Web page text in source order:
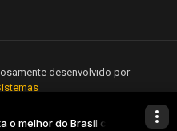
desenvolvido por